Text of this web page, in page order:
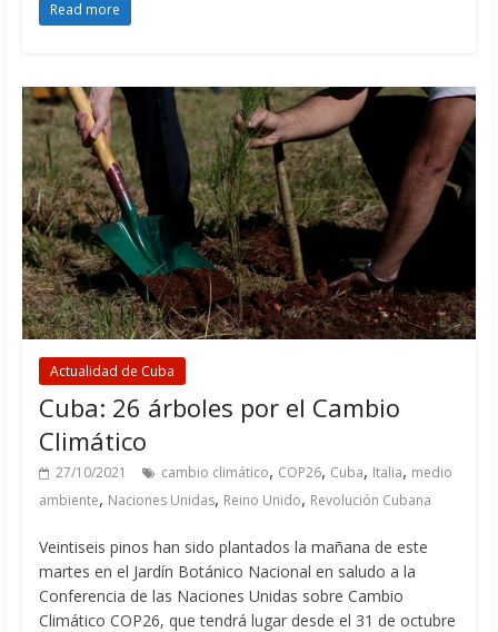
Read more
Actualidad de Cuba
Cuba: 26 árboles por el Cambio
Climático
27/10/2021 cambio climático, COP26, Cuba, Italia, medio
ambiente, Naciones Unidas, Reino Unido, Revolución Cubana
Veintiseis pinos han sido plantados la mañana de este
martes en el Jardín Botánico Nacional en saludo a la
Conferencia de las Naciones Unidas sobre Cambio
Climático COP26, que tendrá lugar desde el 31 de octubre